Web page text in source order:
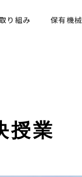
り組み 保有機械
授業